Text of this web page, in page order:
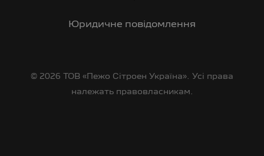
Юридичне повідомлення
© 2026 ТОВ «Пежо Сітроен Україна». Усі права
належать правовласникам.